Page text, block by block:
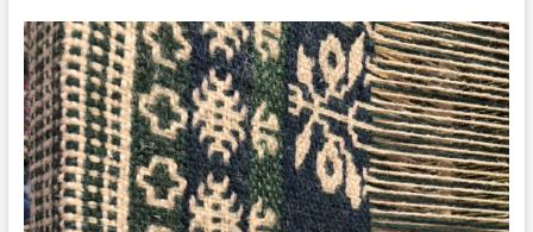
ン
ド
手
仕
事
の
旅〜
Vol.7
ヤ
ノ